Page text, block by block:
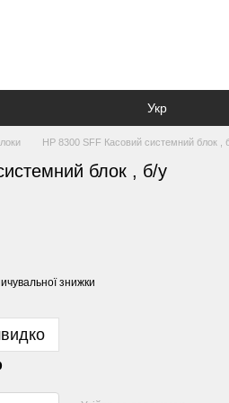
Укр
HP 8300 SFF Касовий системний блок ,
блок , б/у
знижки